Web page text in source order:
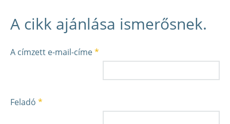
A cikk ajánlása ismerősnek.
A címzett e-mail-címe*
Feladó *